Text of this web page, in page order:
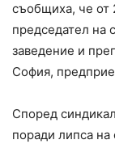
съобщиха, че от
председател на
заведение и
София,
Според
поради липса